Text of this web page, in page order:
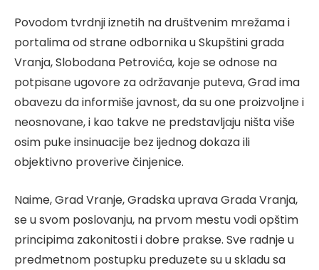
Povodom tvrdnji iznetih na društvenim mrežama i
portalima od strane odbornika u Skupštini grada
Vranja, Slobodana Petrovića, koje se odnose na
potpisane ugovore za održavanje puteva, Grad ima
obavezu da informiše javnost, da su one proizvoljne i
neosnovane, i kao takve ne predstavljaju ništa više
osim puke insinuacije bez ijednog dokaza ili
objektivno proverive činjenice.
Naime, Grad Vranje, Gradska uprava Grada Vranja,
se u svom poslovanju, na prvom mestu vodi opštim
principima zakonitosti i dobre prakse. Sve radnje u
predmetnom postupku preduzete su u skladu sa